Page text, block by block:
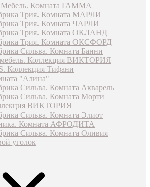
Мебель. Комната ГАММА
Трия. Комната МАРЛИ
Трия. Комната ЧАРЛИ
Трия. Комната ОКЛАНД
Трия. Комната ОКСФОРД
Сильва. Комната Банни
Коллекция ВИКТОРИЯ
Коллекция Тифани
"Алина"
Сильва. Комната Акварель
Сильва. Комната Морти
ВИКТОРИЯ
Сильва. Комната Элиот
Комната АФРОДИТА
Сильва. Комната Оливия
уголок